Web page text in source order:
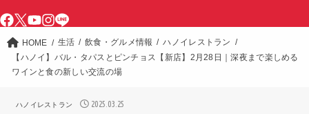
HOME 生活 飲食・グルメ情報
ハノイレストラン
【ハノイ】バル・タパスとピンチョス【新店】2月28日｜深夜まで楽しめる
ワインと食の新しい交流の場
ハノイレストラン 2025.03.25